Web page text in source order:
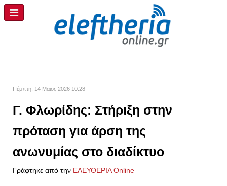
Πέμπτη, 14 Μαϊος 2026 10:28
Γ. Φλωρίδης: Στήριξη στην
πρόταση για άρση της
ανωνυμίας στο διαδίκτυο
Γράφτηκε από την ΕΛΕΥΘΕΡΙΑ Online